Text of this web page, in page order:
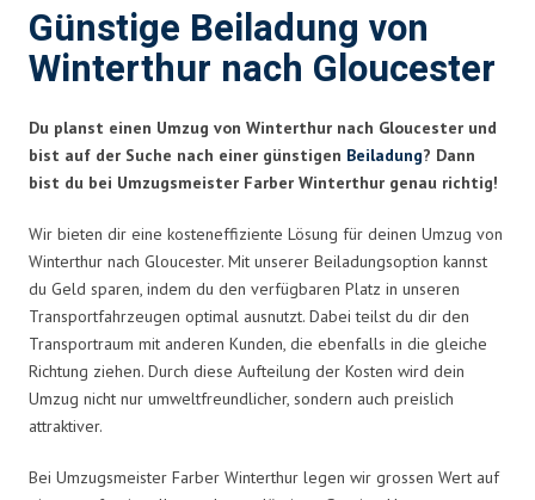
Günstige Beiladung von
Winterthur nach Gloucester
Du planst einen Umzug von Winterthur nach Gloucester und
bist auf der Suche nach einer günstigen Beiladung? Dann
bist du bei Umzugsmeister Farber Winterthur genau richtig!
Wir bieten dir eine kosteneffiziente Lösung für deinen Umzug von
Winterthur nach Gloucester. Mit unserer Beiladungsoption kannst
du Geld sparen, indem du den verfügbaren Platz in unseren
Transportfahrzeugen optimal ausnutzt. Dabei teilst du dir den
Transportraum mit anderen Kunden, die ebenfalls in die gleiche
Richtung ziehen. Durch diese Aufteilung der Kosten wird dein
Umzug nicht nur umweltfreundlicher, sondern auch preislich
attraktiver.
Bei Umzugsmeister Farber Winterthur legen wir grossen Wert auf